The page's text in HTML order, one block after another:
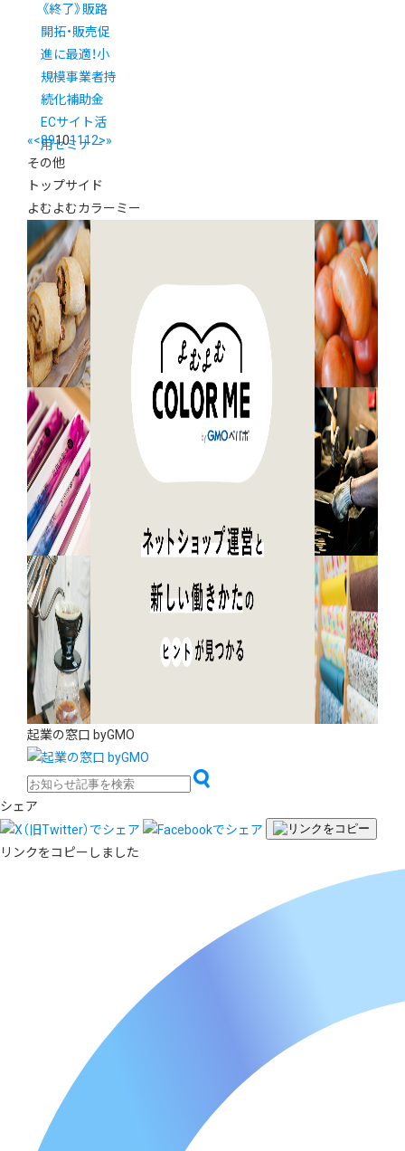
《終了》販路
開拓・販売促
進に最適！小
規模事業者持
続化補助金
ECサイト活
用セミナー
«<89101112>»
その他
トップサイド
よむよむカラーミー
起業の窓口 byGMO
シェア
リンクをコピーしました